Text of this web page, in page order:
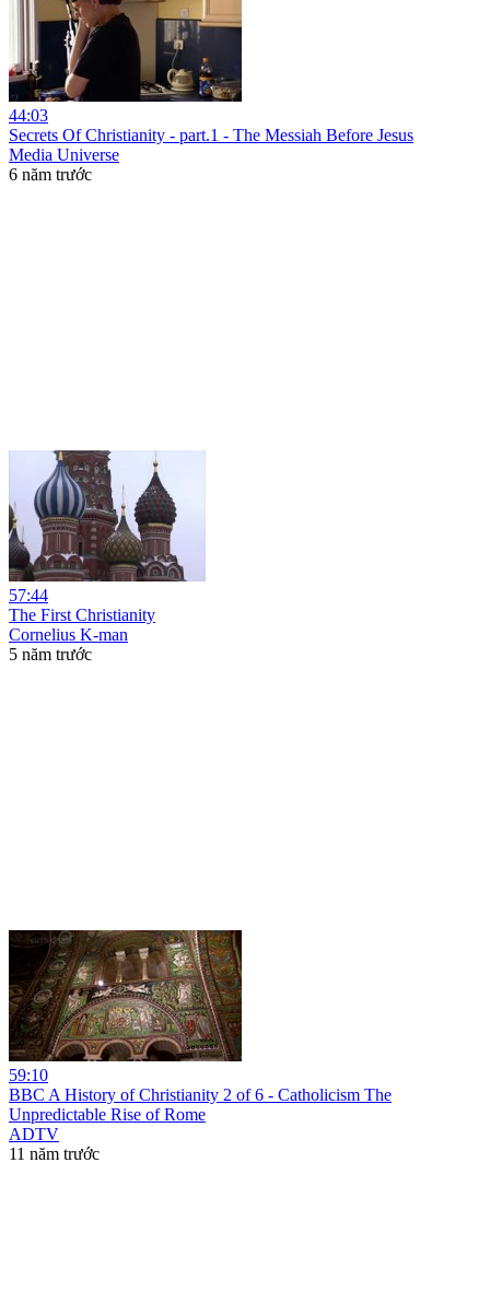
44:03
Secrets Of Christianity - part.1 - The Messiah Before Jesus
Media Universe
6 năm trước
57:44
The First Christianity
Cornelius K-man
5 năm trước
59:10
BBC A History of Christianity 2 of 6 - Catholicism The
Unpredictable Rise of Rome
ADTV
11 năm trước